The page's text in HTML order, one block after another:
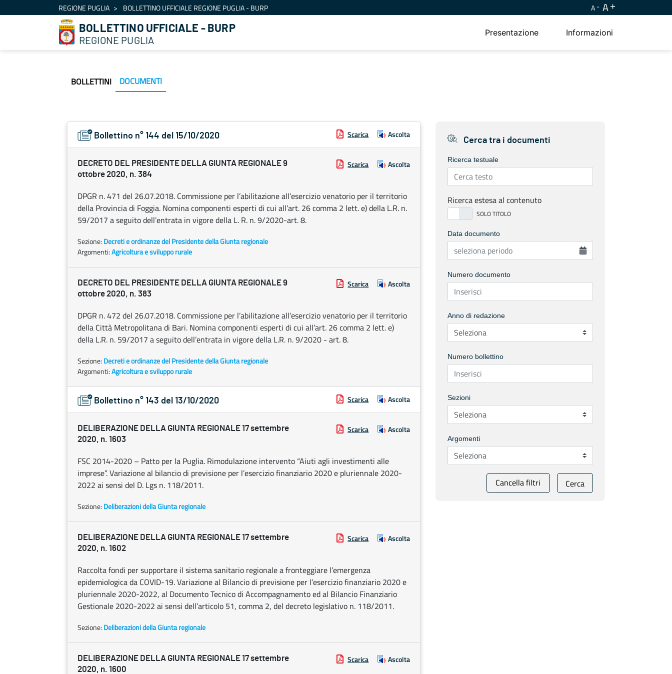
Salta al contenutoREGIONE PUGLIA BOLLETTINO UFFICIALE REGIONE PUGLIA - BURP A A
BOLLETTINO UFFICIALE - BURP
REGIONE PUGLIA
Presentazione Informazioni
BOLLETTINI DOCUMENTI
Bollettino n° 144 del 15/10/2020 Scarica Ascolta
DECRETO DEL PRESIDENTE DELLA GIUNTA REGIONALE 9
ottobre 2020, n. 384
Scarica Ascolta
DPGR n. 471 del 26.07.2018. Commissione per l’abilitazione all’esercizio venatorio per il territorio
della Provincia di Foggia. Nomina componenti esperti di cui all’art. 26 comma 2 lett. e) della L.R. n.
59/2017 a seguito dell’entrata in vigore della L. R. n. 9/2020-art. 8.
Sezione: Decreti e ordinanze del Presidente della Giunta regionale
Argomenti:Agricoltura e sviluppo rurale
DECRETO DEL PRESIDENTE DELLA GIUNTA REGIONALE 9
ottobre 2020, n. 383
Scarica Ascolta
DPGR n. 472 del 26.07.2018. Commissione per l’abilitazione all’esercizio venatorio per il territorio
della Città Metropolitana di Bari. Nomina componenti esperti di cui all’art. 26 comma 2 lett. e)
della L.R. n. 59/2017 a seguito dell’entrata in vigore della L.R. n. 9/2020 - art. 8.
Sezione: Decreti e ordinanze del Presidente della Giunta regionale
Argomenti:Agricoltura e sviluppo rurale
Bollettino n° 143 del 13/10/2020 Scarica Ascolta
DELIBERAZIONE DELLA GIUNTA REGIONALE 17 settembre
2020, n. 1603
Scarica Ascolta
FSC 2014-2020 – Patto per la Puglia. Rimodulazione intervento “Aiuti agli investimenti alle
imprese”. Variazione al bilancio di previsione per l’esercizio finanziario 2020 e pluriennale 2020-
2022 ai sensi del D. Lgs n. 118/2011.
Sezione: Deliberazioni della Giunta regionale
DELIBERAZIONE DELLA GIUNTA REGIONALE 17 settembre
2020, n. 1602
Scarica Ascolta
Raccolta fondi per supportare il sistema sanitario regionale a fronteggiare l’emergenza
epidemiologica da COVID-19. Variazione al Bilancio di previsione per l’esercizio finanziario 2020 e
pluriennale 2020-2022, al Documento Tecnico di Accompagnamento ed al Bilancio Finanziario
Gestionale 2020-2022 ai sensi dell’articolo 51, comma 2, del decreto legislativo n. 118/2011.
Sezione: Deliberazioni della Giunta regionale
DELIBERAZIONE DELLA GIUNTA REGIONALE 17 settembre
2020, n. 1600
Scarica Ascolta
Cerca tra i documenti
Ricerca testuale
Ricerca estesa al contenuto
Data documento
Numero documento
Anno di redazione
Numero bollettino
Sezioni
Argomenti
Cancella filtri Cerca